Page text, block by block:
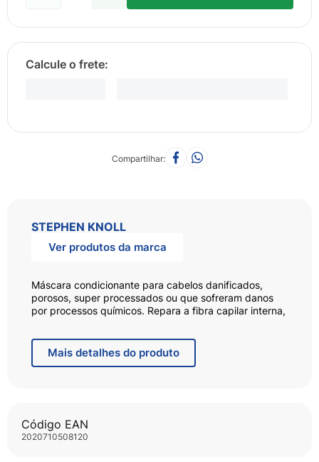
Compartilhar
STEPHEN KNOLL
Ver produtos da marca
Máscara condicionante para cabelos danificados,
porosos, super processados ou que sofreram danos
por processos químicos. Repara a fibra capilar interna,
flexibilidade e alinhamento dos fios.
Perfume luxuoso floral frutado e refrescante exclusivo
da linha Stephen Knoll.
reparação desde o córtex deixando os fios macios do
comprimento as pontas e mais resistentes a quebra.
Mais detalhes do produto
Código EAN
2020710508120